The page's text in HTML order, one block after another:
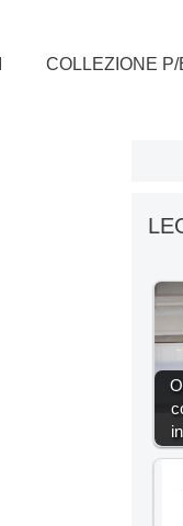
COLLEZIONE P/